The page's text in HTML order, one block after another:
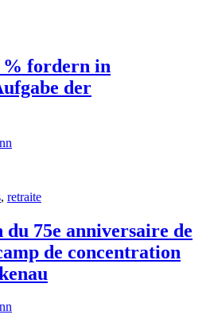
% fordern in
der
, retraite
75e anniversaire de
de concentration